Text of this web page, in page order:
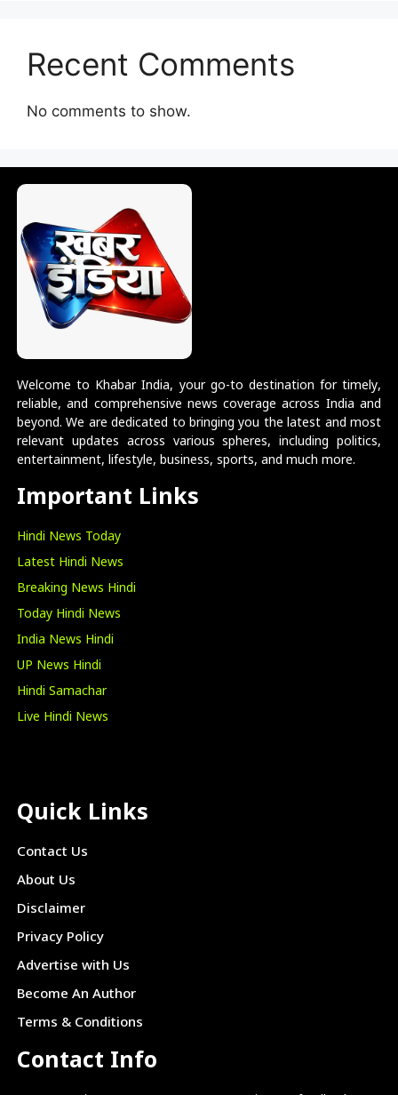
Recent Comments
No comments to show.
Welcome to Khabar India, your go-to destination for timely,
reliable, and comprehensive news coverage across India and
beyond. We are dedicated to bringing you the latest and most
relevant updates across various spheres, including politics,
entertainment, lifestyle, business, sports, and much more.
Important Links
Hindi News Today
Latest Hindi News
Breaking News Hindi
Today Hindi News
India News Hindi
UP News Hindi
Hindi Samachar
Live Hindi News
Quick Links
Contact Us
About Us
Disclaimer
Privacy Policy
Advertise with Us
Become An Author
Terms & Conditions
Contact Info